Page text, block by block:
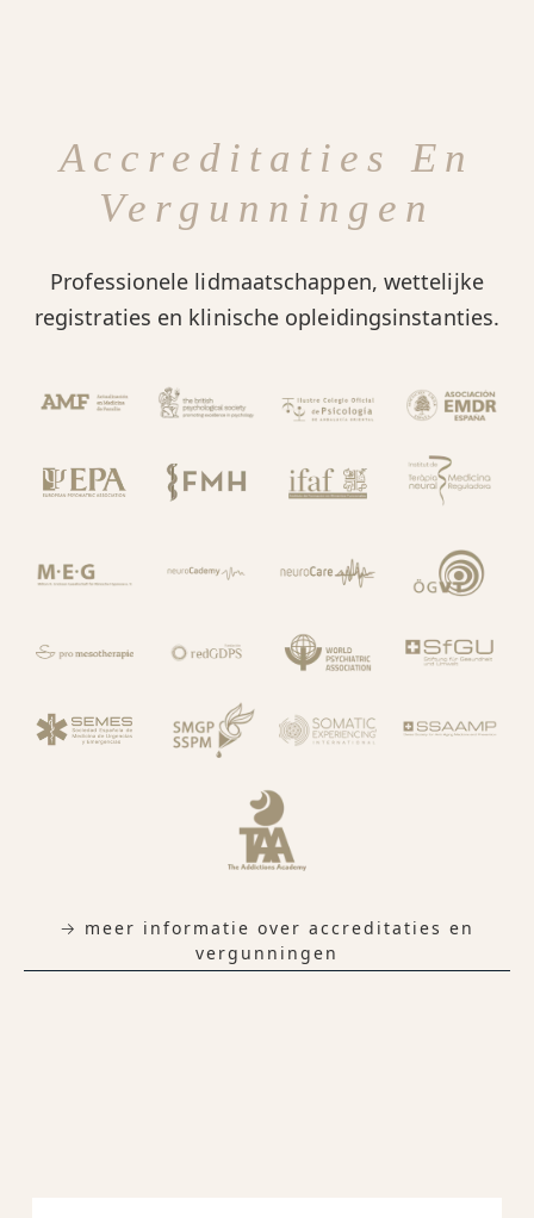
Accreditaties En
Vergunningen
Professionele lidmaatschappen, wettelijke
registraties en klinische opleidingsinstanties.
→ meer informatie over accreditaties en
vergunningen